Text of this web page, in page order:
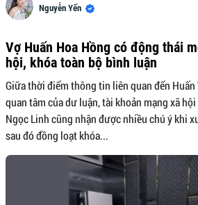
Nguyễn Yến
Vợ Huấn Hoa Hồng có động thái
hội, khóa toàn bộ bình luận
Giữa thời điểm thông tin liên quan đến
quan tâm của dư luận, tài khoản mạng xã
Ngọc Linh cũng nhận được nhiều chú ý khi
sau đó đồng loạt khóa...